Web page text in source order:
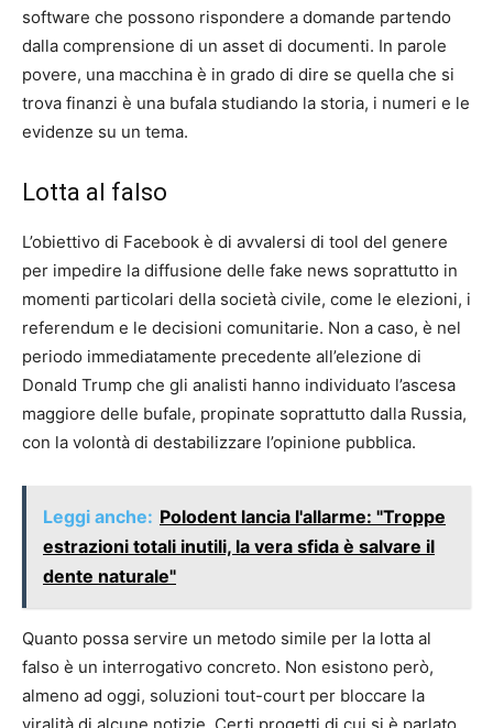
software che possono rispondere a domande partendo
dalla comprensione di un asset di documenti. In parole
povere, una macchina è in grado di dire se quella che si
trova finanzi è una bufala studiando la storia, i numeri e le
evidenze su un tema.
Lotta al falso
L’obiettivo di Facebook è di avvalersi di tool del genere
per impedire la diffusione delle fake news soprattutto in
momenti particolari della società civile, come le elezioni, i
referendum e le decisioni comunitarie. Non a caso, è nel
periodo immediatamente precedente all’elezione di
Donald Trump che gli analisti hanno individuato l’ascesa
maggiore delle bufale, propinate soprattutto dalla Russia,
con la volontà di destabilizzare l’opinione pubblica.
Leggi anche: Polodent lancia l'allarme: "Troppe
estrazioni totali inutili, la vera sfida è salvare il
dente naturale"
Quanto possa servire un metodo simile per la lotta al
falso è un interrogativo concreto. Non esistono però,
almeno ad oggi, soluzioni tout-court per bloccare la